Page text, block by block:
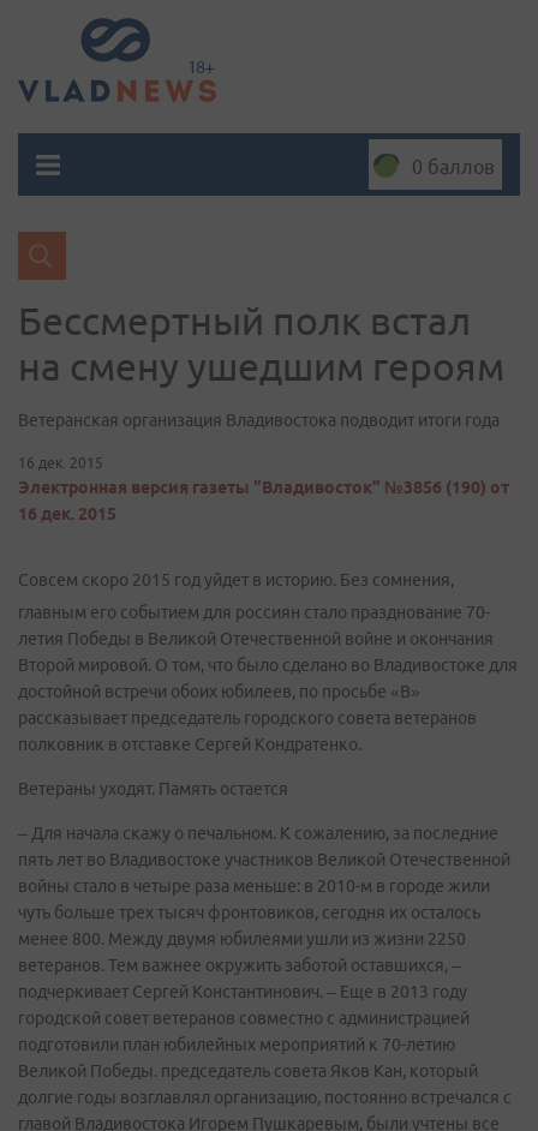
0 баллов
Бессмертный полк встал
на смену ушедшим героям
Ветеранская организация Владивостока подводит итоги года
16 дек. 2015
Электронная версия газеты "Владивосток" №3856 (190) от
16 дек. 2015
Совсем скоро 2015 год уйдет в историю. Без сомнения,
главным его событием для россиян стало празднование 70-
летия Победы в Великой Отечественной войне и окончания
Второй мировой. О том, что было сделано во Владивостоке для
достойной встречи обоих юбилеев, по просьбе «В»
рассказывает председатель городского совета ветеранов
полковник в отставке Сергей Кондратенко.
Ветераны уходят. Память остается
– Для начала скажу о печальном. К сожалению, за последние
пять лет во Владивостоке участников Великой Отечественной
войны стало в четыре раза меньше: в 2010-м в городе жили
чуть больше трех тысяч фронтовиков, сегодня их осталось
менее 800. Между двумя юбилеями ушли из жизни 2250
ветеранов. Тем важнее окружить заботой оставшихся, –
подчеркивает Сергей Константинович. – Еще в 2013 году
городской совет ветеранов совместно с администрацией
подготовили план юбилейных мероприятий к 70-летию
Великой Победы. председатель совета Яков Кан, который
долгие годы возглавлял организацию, постоянно встречался с
главой Владивостока Игорем Пушкаревым, были учтены все